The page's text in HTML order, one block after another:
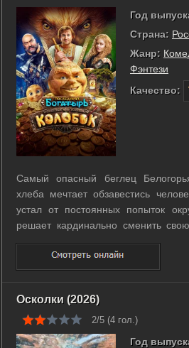
Год
Страна:
Жанр:
Фэнтези
Качество:
Самый опасный беглец
хлеба мечтает обзавестись
устал от постоянных попыток
решает кардинально сменить
рискованное магическое
волшебного зеркала дает
могучего богатыря амбициозный ...
Осколки (2026)
2/5 (4 гол.)
Год